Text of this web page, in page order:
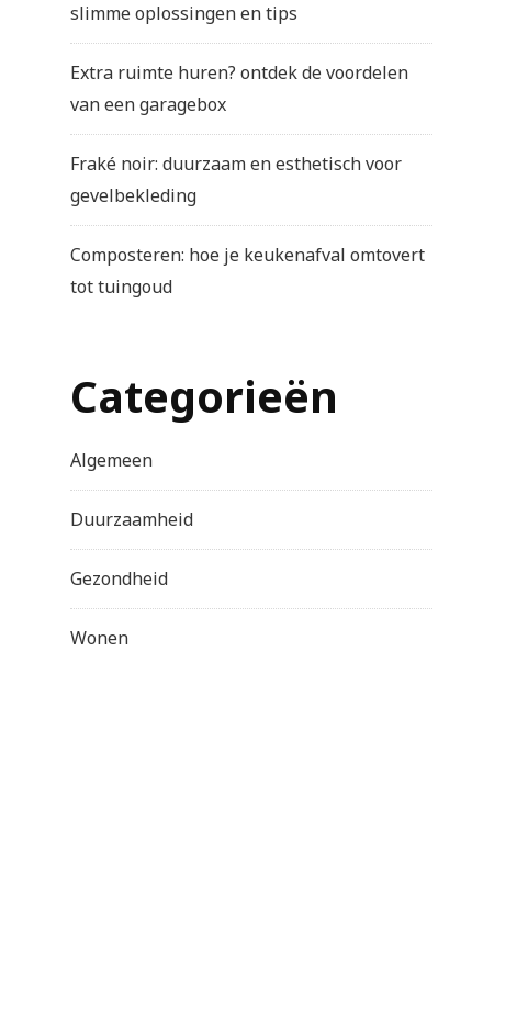
slimme oplossingen en tips
Extra ruimte huren? ontdek de voordelen
van een garagebox
Fraké noir: duurzaam en esthetisch voor
gevelbekleding
Composteren: hoe je keukenafval omtovert
tot tuingoud
Categorieën
Algemeen
Duurzaamheid
Gezondheid
Wonen